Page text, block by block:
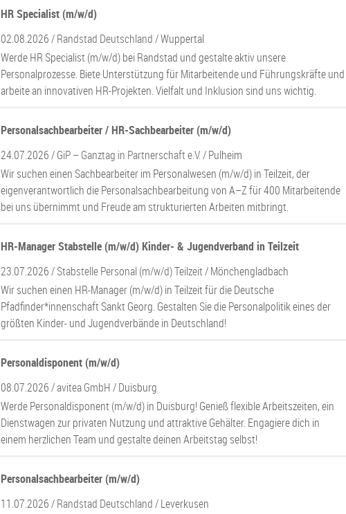
HR Specialist (m/w/d)
02.08.2026 /Randstad Deutschland/ Wuppertal
Werde HR Specialist (m/w/d) bei Randstad und gestalte aktiv unsere
Personalprozesse. Biete Unterstützung für Mitarbeitende und Führungskräfte und
arbeite an innovativen HR-Projekten. Vielfalt und Inklusion sind uns wichtig.
Personalsachbearbeiter / HR-Sachbearbeiter (m/w/d)
24.07.2026 /GiP – Ganztag in Partnerschaft e.V./ Pulheim
Wir suchen einen Sachbearbeiter im Personalwesen (m/w/d) in Teilzeit, der
eigenverantwortlich die Personalsachbearbeitung von A–Z für 400 Mitarbeitende
bei uns übernimmt und Freude am strukturierten Arbeiten mitbringt.
HR-Manager Stabstelle (m/w/d) Kinder- & Jugendverband in Teilzeit
23.07.2026 /Stabstelle Personal (m/w/d) Teilzeit/ Mönchengladbach
Wir suchen einen HR-Manager (m/w/d) in Teilzeit für die Deutsche
Pfadfinder*innenschaft Sankt Georg. Gestalten Sie die Personalpolitik eines der
größten Kinder- und Jugendverbände in Deutschland!
Personaldisponent (m/w/d)
08.07.2026 /avitea GmbH/ Duisburg
Werde Personaldisponent (m/w/d) in Duisburg! Genieß flexible Arbeitszeiten, ein
Dienstwagen zur privaten Nutzung und attraktive Gehälter. Engagiere dich in
einem herzlichen Team und gestalte deinen Arbeitstag selbst!
Personalsachbearbeiter (m/w/d)
11.07.2026 /Randstad Deutschland/ Leverkusen